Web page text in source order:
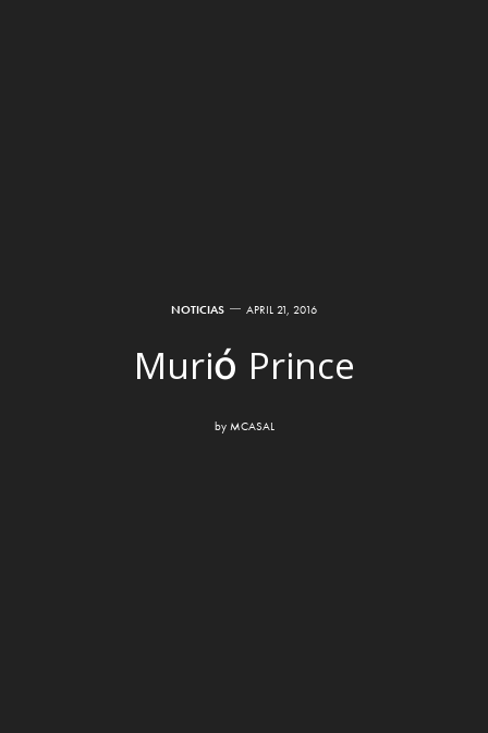
NOTICIAS APRIL 21, 2016
Murió Prince
by MCASAL